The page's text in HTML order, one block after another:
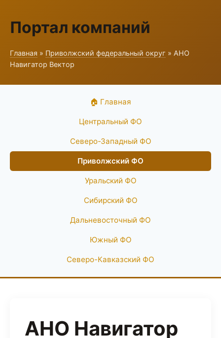
Портал компаний
Главная » Приволжский федеральный округ » АНО
Навигатор Вектор
🏠 Главная
Центральный ФО
Северо-Западный ФО
Приволжский ФО
Уральский ФО
Сибирский ФО
Дальневосточный ФО
Южный ФО
Северо-Кавказский ФО
АНО Навигатор